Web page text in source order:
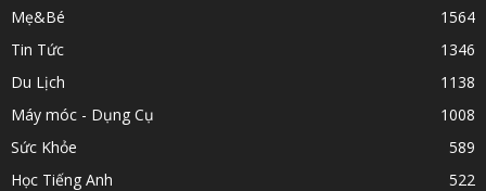
Mẹ&Bé
1564
Tin Tức
1346
Du Lịch
1138
Máy móc - Dụng Cụ
1008
Sức Khỏe
589
Học Tiếng Anh
522